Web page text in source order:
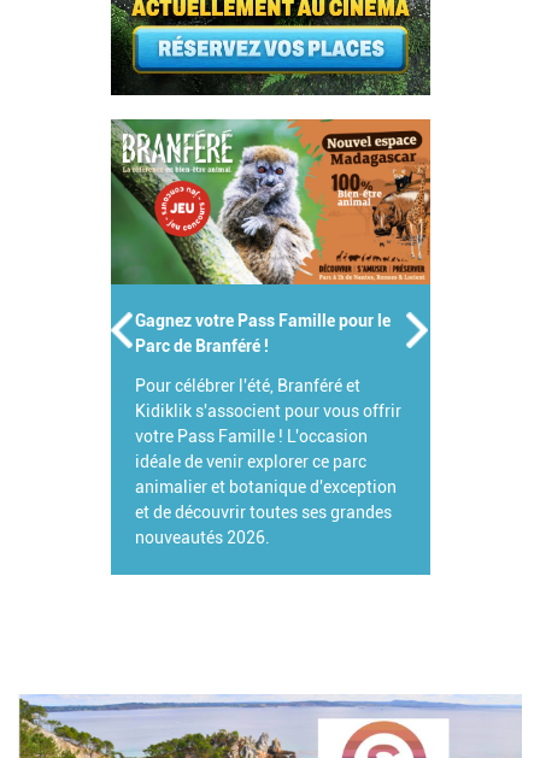
Gagnez votre Pass Famille pour le
Parc de Branféré !
Pour célébrer l'été, Branféré et
Kidiklik s'associent pour vous offrir
votre Pass Famille ! L'occasion
idéale de venir explorer ce parc
animalier et botanique d'exception
et de découvrir toutes ses grandes
nouveautés 2026.